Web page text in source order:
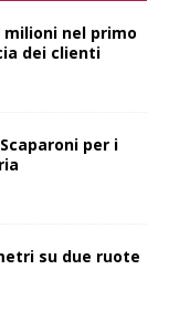
milioni nel primo
dei clienti
per i
su due ruote